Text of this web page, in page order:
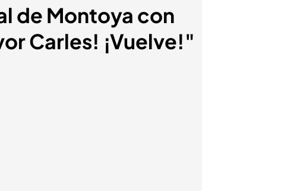
de Montoya con
Carles! ¡Vuelve!"